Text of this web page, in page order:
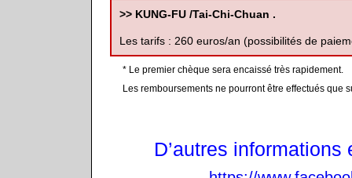
>> KUNG-FU /Tai-Chi-Chuan .
Les tarifs : 260 euros/an (possibilités de
* Le premier chèque sera encaissé très rapidement.
Les remboursements ne pourront être effectués que
D’autres